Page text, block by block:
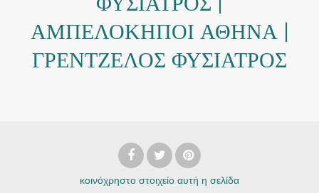
ΑΜΠΕΛΟΚΗΠΟΙ ΑΘΗΝΑ |
ΓΡΕΝΤΖΕΛΟΣ ΦΥΣΙΑΤΡΟΣ
κοινόχρηστο στοιχείο αυτή η σελίδα